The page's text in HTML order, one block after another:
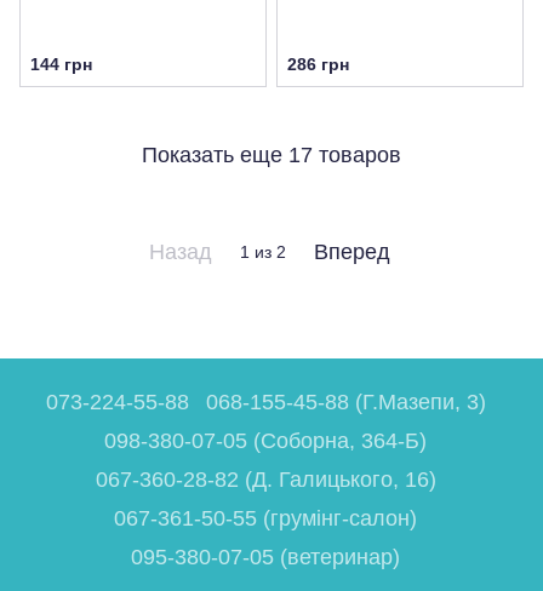
144 грн 286 грн
Показать еще 17 товаров
Назад 1 из 2 Вперед
073-224-55-88
068-155-45-88 (Г.Мазепи, 3)
098-380-07-05 (Соборна, 364-Б)
067-360-28-82 (Д. Галицького, 16)
067-361-50-55 (грумінг-салон)
095-380-07-05 (ветеринар)